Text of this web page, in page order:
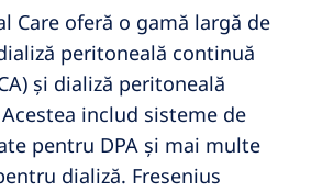
Care oferă o gamă largă de
peritoneală continuă
și dializă peritoneală
includ sisteme de
pentru DPA și mai multe
dializă. Fresenius